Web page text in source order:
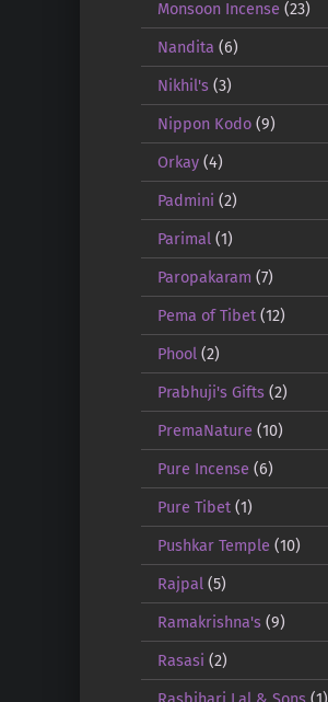
Monsoon Incense (23)
Nandita (6)
Nikhil's(3)
Nippon Kodo(9)
Orkay(4)
Padmini (2)
Parimal (1)
Paropakaram (7)
Pema of Tibet(12)
Phool (2)
Prabhuji's Gifts(2)
PremaNature (10)
Pure Incense (6)
Pure Tibet(1)
Pushkar Temple (10)
Rajpal (5)
Ramakrishna's(9)
Rasasi (2)